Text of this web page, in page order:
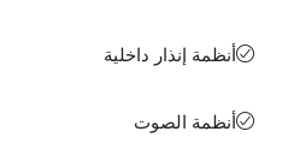
أنظمة إنذار داخلية
أنظمة الصوت